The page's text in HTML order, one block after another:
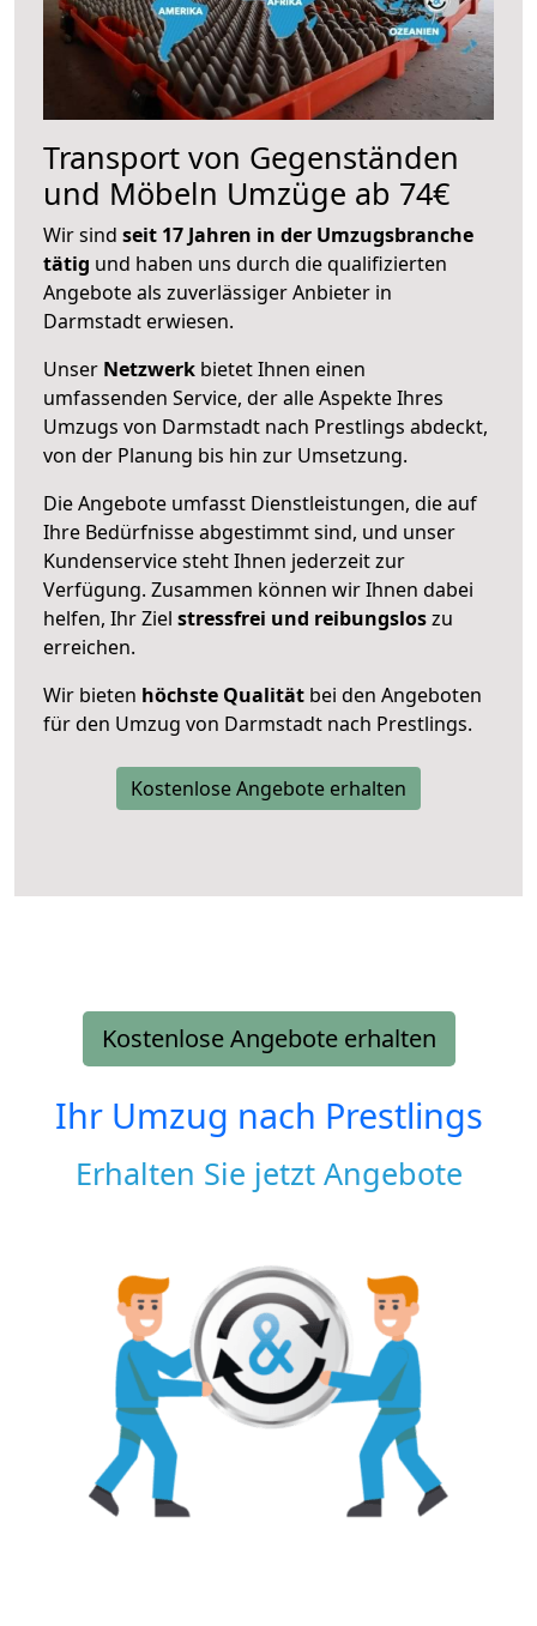
Transport von Gegenständen
und Möbeln Umzüge ab 74€
Wir sind seit 17 Jahren in der Umzugsbranche
tätig und haben uns durch die qualifizierten
Angebote als zuverlässiger Anbieter in
Darmstadt erwiesen.
Unser Netzwerk bietet Ihnen einen
umfassenden Service, der alle Aspekte Ihres
Umzugs von Darmstadt nach Prestlings abdeckt,
von der Planung bis hin zur Umsetzung.
Die Angebote umfasst Dienstleistungen, die auf
Ihre Bedürfnisse abgestimmt sind, und unser
Kundenservice steht Ihnen jederzeit zur
Verfügung. Zusammen können wir Ihnen dabei
helfen, Ihr Ziel stressfrei und reibungsloszu
erreichen.
Wir bieten höchste Qualität bei den Angeboten
für den Umzug von Darmstadt nach Prestlings.
Kostenlose Angebote erhalten
Kostenlose Angebote erhalten
Ihr Umzug nach Prestlings
Erhalten Sie jetzt Angebote